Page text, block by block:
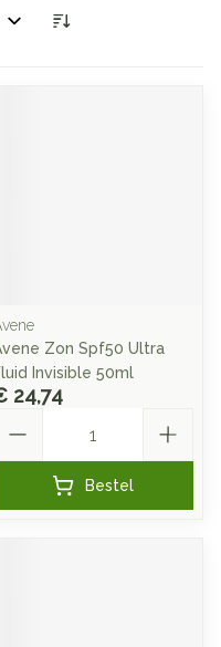
Zon Spf50 Ultra
Invisible 50ml
24,74
Bestel